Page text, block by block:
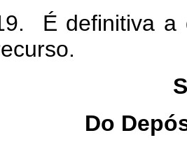
definitiva a
Do